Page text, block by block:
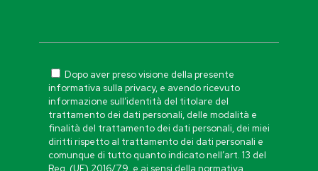
Dopo aver preso visione della presente
informativa sulla privacy, e avendo ricevuto
informazione sull’identità del titolare del
trattamento dei dati personali, delle modalità e
finalità del trattamento dei dati personali, dei miei
diritti rispetto al trattamento dei dati personali e
comunque di tutto quanto indicato nell’art. 13 del
Reg. (UE) 2016/79, e ai sensi della normativa